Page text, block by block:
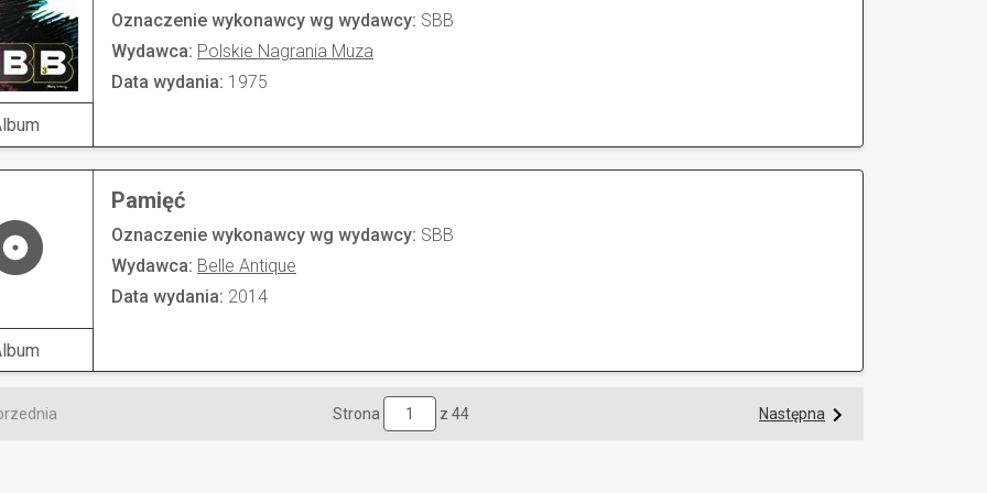
Oznaczenie wykonawcy wg wydawcy: SBB
Wydawca: Polskie Nagrania Muza
Data wydania: 1975
Pamięć
Oznaczenie wykonawcy wg wydawcy: SBB
Wydawca: Belle Antique
Data wydania: 2014
Strona z 44 Następna